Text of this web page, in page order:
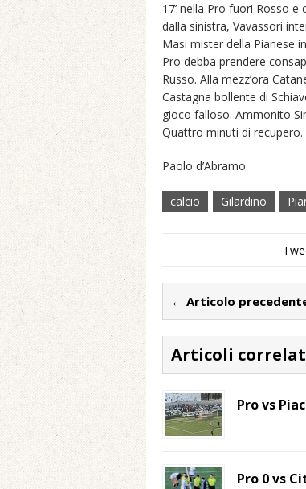
17’ nella Pro fuori Rosso
dalla sinistra, Vavassori
Masi mister della Pianese
Pro debba prendere
Russo. Alla mezz’ora
Castagna bollente di
gioco falloso. Ammonito
Quattro minuti di
Paolo d’Abramo
calcio Gilardino
← Articolo
Articoli
Pro vs
Pro 0 vs